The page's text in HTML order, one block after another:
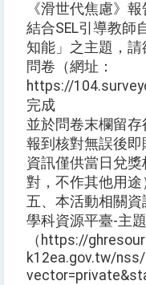
《滑世代焦慮》
結合SEL引導教師
知能」之主題，
問卷（網址：
https://
完成
並於問卷末欄留
報到核對無誤後
資訊僅供當日兌獎
對，不作其他用途
五、本活動相關
學科資源平臺-主
（https://
k12ea.gov.tw/